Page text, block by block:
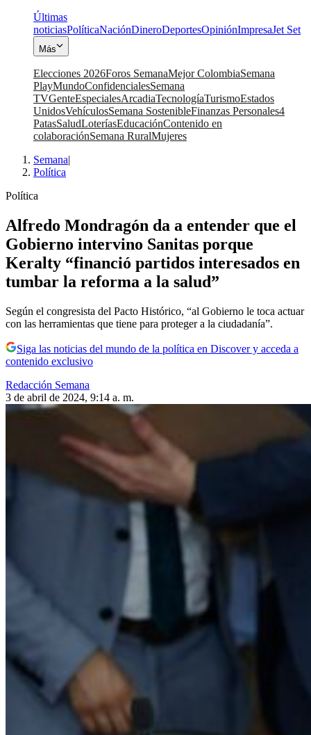
Últimas
noticiasPolíticaNaciónDineroDeportesOpiniónImpresaJet Set
Más
Elecciones 2026Foros SemanaMejor ColombiaSemana
PlayMundoConfidencialesSemana
TVGenteEspecialesArcadiaTecnologíaTurismoEstados
UnidosVehículosSemana SostenibleFinanzas Personales4
PatasSaludLoteríasEducaciónContenido en
colaboraciónSemana RuralMujeres
Semana|
Política
Política
Alfredo Mondragón da a entender que el
Gobierno intervino Sanitas porque
Keralty “financió partidos interesados en
tumbar la reforma a la salud”
Según el congresista del Pacto Histórico, “al Gobierno le toca actuar
con las herramientas que tiene para proteger a la ciudadanía”.
Siga las noticias del mundo de la política en Discover y acceda a
contenido exclusivo
Redacción Semana
3 de abril de 2024, 9:14 a. m.